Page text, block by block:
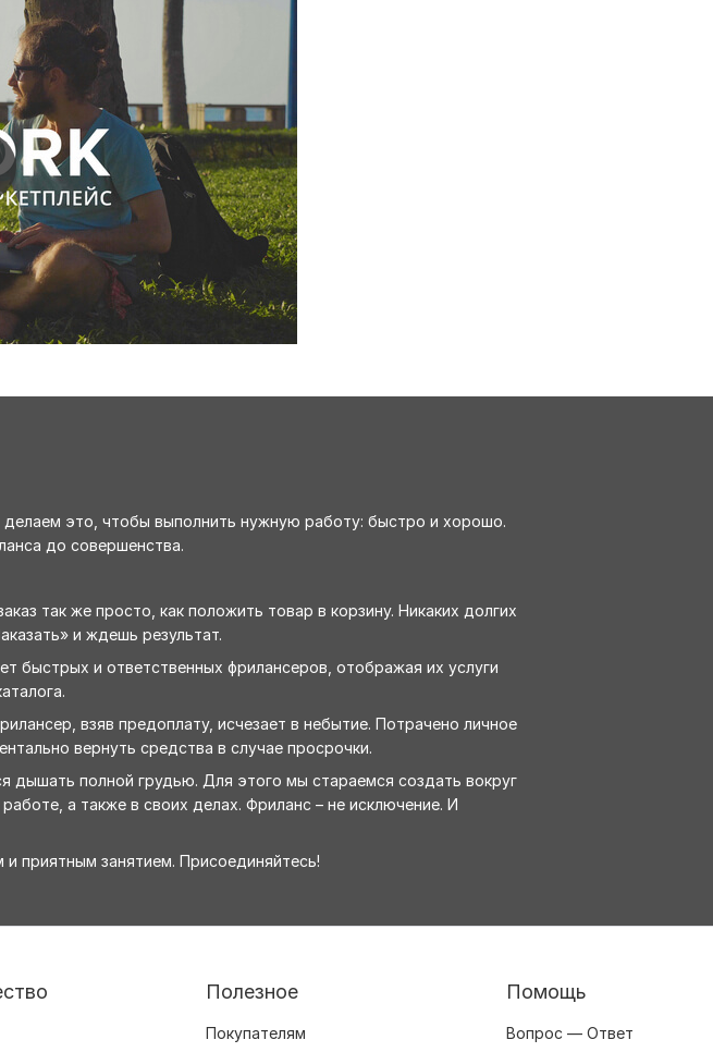
это, чтобы выполнить нужную работу: быстро и хорошо.
до совершенства.
так же просто, как положить товар в корзину. Никаких долгих
и ждешь результат.
быстрых и ответственных фрилансеров, отображая их услуги
взяв предоплату, исчезает в небытие. Потрачено личное
вернуть средства в случае просрочки.
дышать полной грудью. Для этого мы стараемся создать вокруг
а также в своих делах. Фриланс – не исключение. И
приятным занятием. Присоединяйтесь!
Полезное
Покупателям
Помощь
Вопрос — Ответ